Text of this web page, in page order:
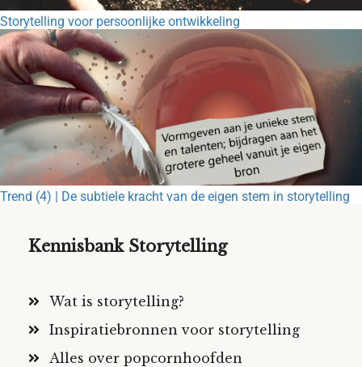
Storytelling voor persoonlijke ontwikkeling
Trend (4) | De subtiele kracht van de eigen stem in storytelling
Kennisbank Storytelling
Wat is storytelling?
Inspiratiebronnen voor storytelling
Alles over popcornhoofden